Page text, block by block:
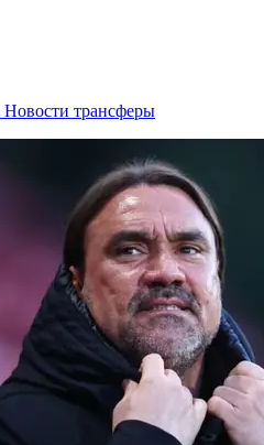
Новости трансферы